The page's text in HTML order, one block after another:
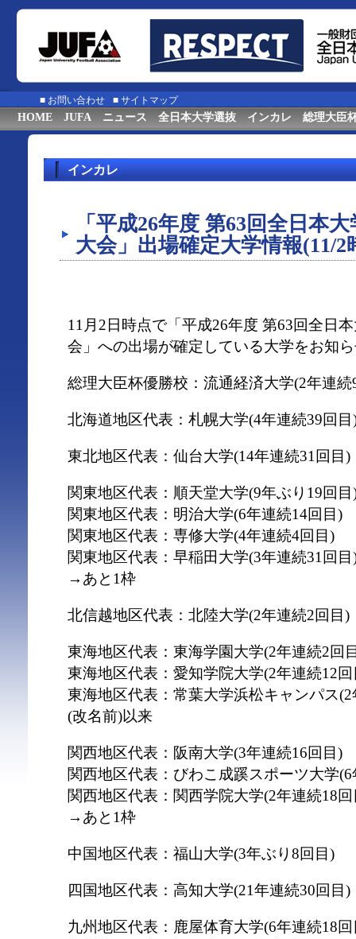
■ お問い合わせ ■ サイトマップ
HOME JUFA ニュース 全日本大学選抜 インカレ 総理大臣
インカレ
「平成26年度 第63回全日本
大会」出場確定大学情報(11/2
11月2日時点で「平成26年度 第63回全日
会」への出場が確定している大学をお知
総理大臣杯優勝校：流通経済大学(2年連続
北海道地区代表：札幌大学(4年連続39回目
東北地区代表：仙台大学(14年連続31回目)
関東地区代表：順天堂大学(9年ぶり19回目
関東地区代表：明治大学(6年連続14回目)
関東地区代表：専修大学(4年連続4回目)
関東地区代表：早稲田大学(3年連続31回目
→あと1枠
北信越地区代表：北陸大学(2年連続2回目)
東海地区代表：東海学園大学(2年連続2回
東海地区代表：愛知学院大学(2年連続12回
東海地区代表：常葉大学浜松キャンパス
(改名前)以来
関西地区代表：阪南大学(3年連続16回目)
関西地区代表：びわこ成蹊スポーツ大学
関西地区代表：関西学院大学(2年連続18回
→あと1枠
中国地区代表：福山大学(3年ぶり8回目)
四国地区代表：高知大学(21年連続30回目)
九州地区代表：鹿屋体育大学(6年連続18回